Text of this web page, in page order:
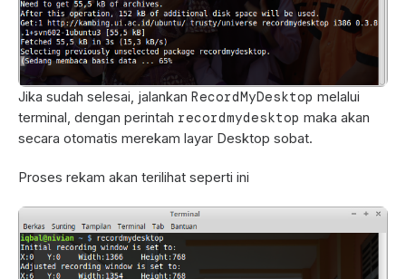
Jika sudah selesai, jalankan RecordMyDesktop melalui
terminal, dengan perintah recordmydesktop maka akan
secara otomatis merekam layar Desktop sobat.
Proses rekam akan terilihat seperti ini